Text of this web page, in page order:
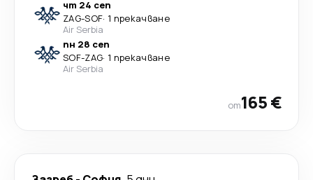
чт 24 сеп
ZAG-SOF· 1 прекачване
Air Serbia
пн 28 сеп
SOF-ZAG· 1 прекачване
Air Serbia
от165 €